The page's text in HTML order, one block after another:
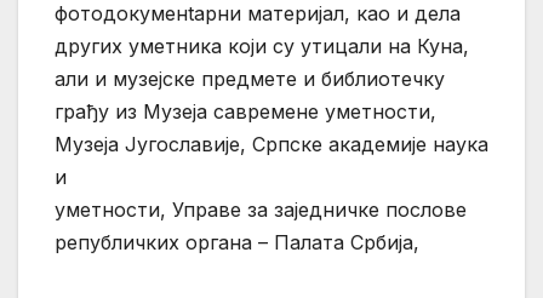
фотодокуменtарни материјал, као и дела
других уметника који су утицали на Куна,
али и музејске предмете и библиотечку
грађу из Музеја савремене уметности,
Музеја Југославије, Српске академије наука
и
уметности, Управе за заједничке послове
републичких органа – Палата Србија,